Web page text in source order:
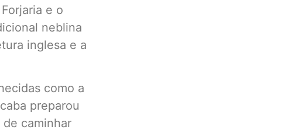
e o
neblina
inglesa e a
como a
preparou
caminhar